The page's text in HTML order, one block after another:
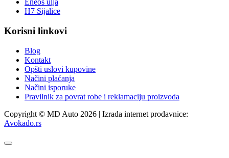
Eneos ulja
H7 Sijalice
Korisni linkovi
Blog
Kontakt
Opšti uslovi kupovine
Načini plaćanja
Načini isporuke
Pravilnik za povrat robe i reklamaciju proizvoda
Copyright © MD Auto 2026 | Izrada internet prodavnice:
Avokado.rs